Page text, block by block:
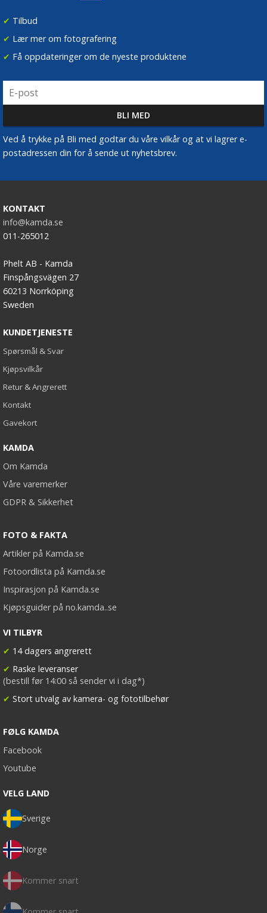
✔ Tilbud
✔ Lær mer om fotografering
✔ Få oppdateringer om de nyeste produktene
Ved å trykke på Bli med godtar du våre vilkår og at vi lagrer e-
postadressen din for å sende ut nyhetsbrev.
KONTAKT
info@kamda.se
011-265012
Phelt AB - Kamda
Finspångsvägen 27
60213 Norrköping
Sweden
KUNDETJENESTE
Spørsmål & Svar
Kjøpsvilkår
Retur & Angrerett
Kontakt
Gavekort
KAMDA
Om Kamda
Våre varemerker
GDPR & Sikkerhet
FOTO & FAKTA
Artikler på Kamda.se
Fotoordlista på Kamda.se
Inspirasjon på Kamda.se
Kjøpsguider på no.kamda..se
VI TILBYR
✔ 14 dagers angrerett
✔ Raske leveranser
(bestill før 14:00 så sender vi i dag*)
✔ Stort utvalg av kamera- og fototilbehør
FØLG KAMDA
Facebook
Youtube
VELG LAND
Sverige
Norge
Kommer snart